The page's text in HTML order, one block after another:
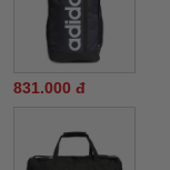
831.000 đ